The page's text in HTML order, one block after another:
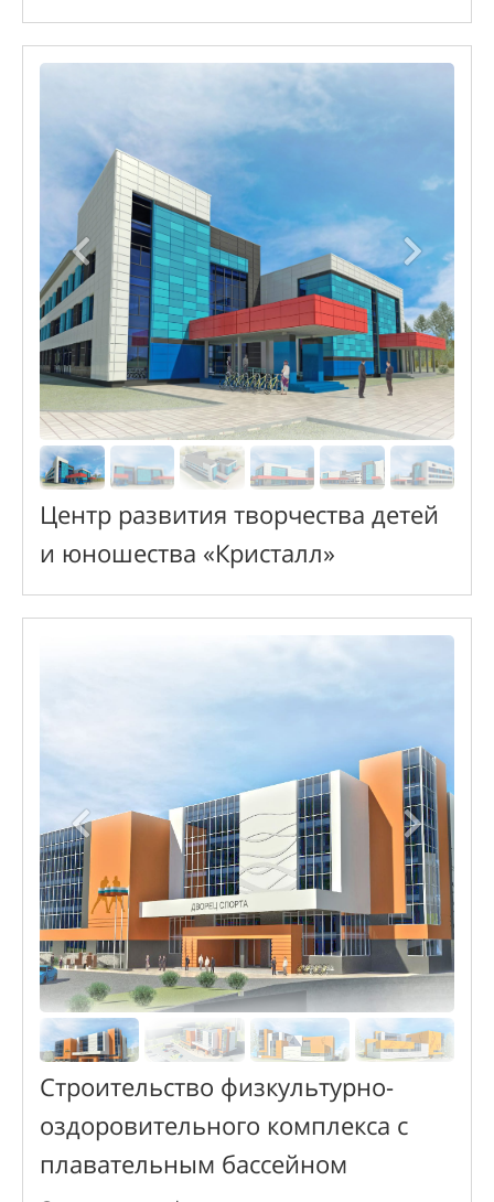
Центр развития творчества детей
и юношества «Кристалл»
Строительство физкультурно-
оздоровительного комплекса с
плавательным бассейном